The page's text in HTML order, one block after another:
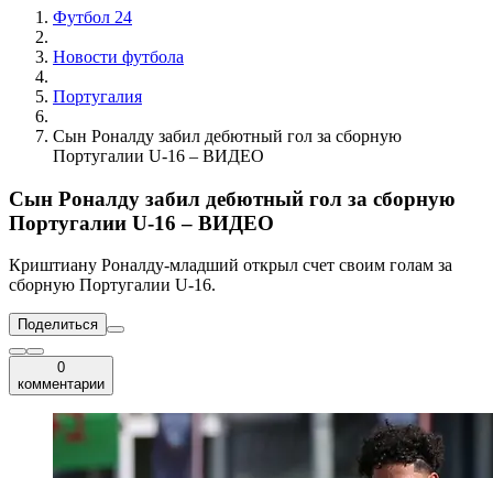
Футбол 24
Новости футбола
Португалия
Сын Роналду забил дебютный гол за сборную
Португалии U-16 – ВИДЕО
Сын Роналду забил дебютный гол за сборную
Португалии U-16 – ВИДЕО
Криштиану Роналду-младший открыл счет своим голам за
сборную Португалии U-16.
Поделиться
0
комментарии